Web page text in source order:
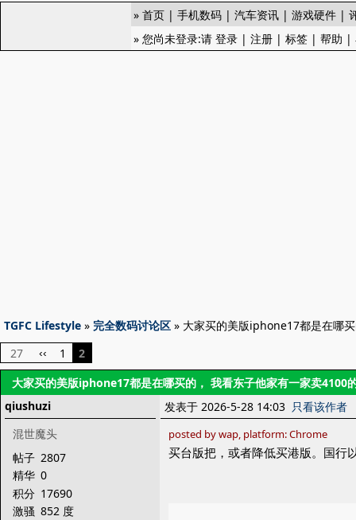
» 首页 | 手机数码 | 汽车资讯 | 游戏硬件 |
» 您尚未登录:请 登录 | 注册 | 标签 | 帮助 |
TGFC Lifestyle » 完全数码讨论区 » 大家买的美版iphone17都是在哪
27
‹‹ 1
2
大家买的美版iphone17都是在哪买的， 我看东子他家有一家卖4100
qiushuzi
混世魔头
帖子 2807
精华 0
积分 17690
激骚 852 度
发表于 2026-5-28 14:03 只看该作者
posted by wap, platform: Chrome
买台版把，或者降低买港版。国行